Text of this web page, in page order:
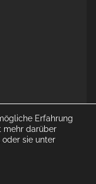
Erfahrung
mehr darüber
oder sie unter